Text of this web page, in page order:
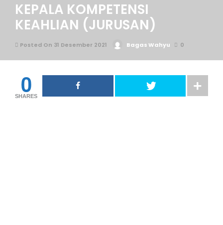
KEPALA KOMPETENSI
KEAHLIAN (JURUSAN)
Posted On 31 Desember 2021 Bagas Wahyu 0
0
SHARES